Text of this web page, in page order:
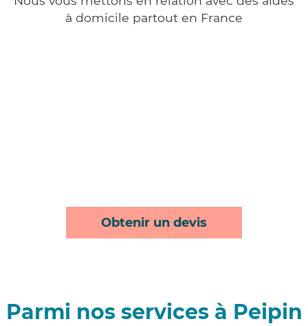
à domicile partout en France
Obtenir un devis
Parmi nos services à Peipin